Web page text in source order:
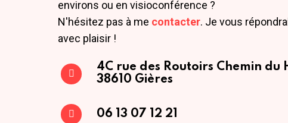
environs ou en visioconférence ?
N'hésitez pas à me contacter. Je vous
avec plaisir !
4C rue des Routoirs Chemin du
38610 Gières
06 13 07 12 21